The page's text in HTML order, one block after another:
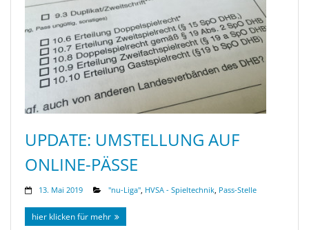
UPDATE: UMSTELLUNG AUF
ONLINE-PÄSSE
13. Mai 2019 "nu-Liga", HVSA - Spieltechnik, Pass-Stelle
hier klicken für mehr